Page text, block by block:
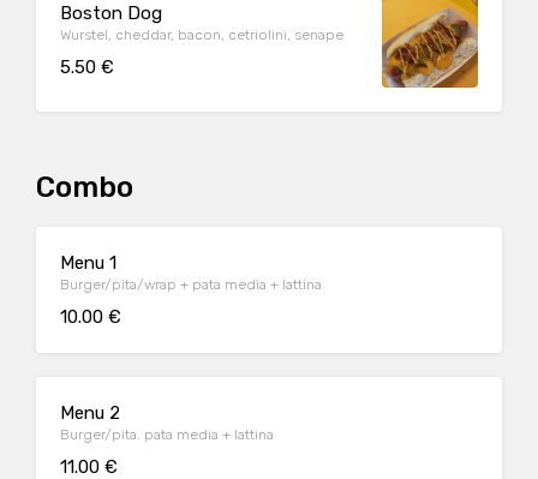
Boston Dog
Wurstel, cheddar, bacon, cetriolini, senape
5.50 €
Combo
Menu 1
Burger/pita/wrap + pata media + lattina
10.00 €
Menu 2
Burger/pita. pata media + lattina
11.00 €